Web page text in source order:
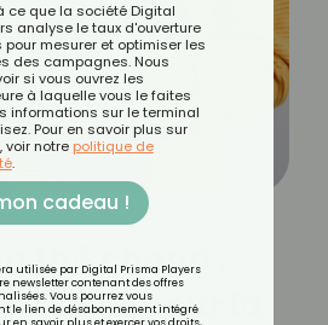
thé chaud :
pour la
ce que la société Digital
analyse le taux d'ouverture
pour mesurer et optimiser les
des campagnes. Nous
si vous ouvrez les
à laquelle vous le faites
informations sur le terminal
Pour en savoir plus sur
voir notre politique de
.
cadeau !
utilisée par Digital Prisma Players
newsletter contenant des offres
Vous pourrez vous
le lien de désabonnement intégré